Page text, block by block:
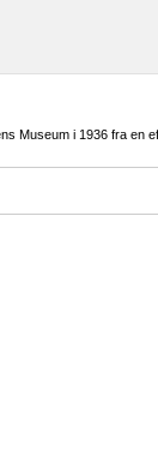
Museum i 1936 fra en